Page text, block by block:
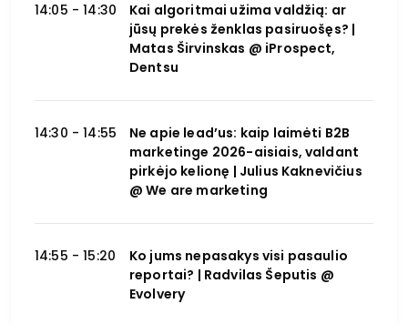
14:05 - 14:30
Kai algoritmai užima valdžią: ar
jūsų prekės ženklas pasiruošęs? |
Matas Širvinskas @ iProspect,
Dentsu
14:30 - 14:55
Ne apie lead’us: kaip laimėti B2B
marketinge 2026-aisiais, valdant
pirkėjo kelionę | Julius Kaknevičius
@ We are marketing
14:55 - 15:20
Ko jums nepasakys visi pasaulio
reportai? | Radvilas Šeputis @
Evolvery